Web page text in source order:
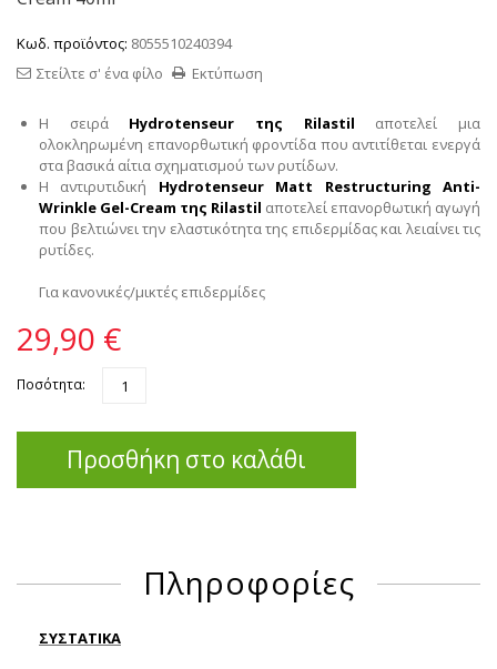
Κωδ. προϊόντος: 8055510240394
Εκτύπωση
Στείλτε σ' ένα φίλο
Η σειρά Hydrotenseur της Rilastil αποτελεί μια
ολοκληρωμένη επανορθωτική φροντίδα που αντιτίθεται ενεργά
στα βασικά αίτια σχηματισμού των ρυτίδων.
Η αντιρυτιδική Hydrotenseur Matt Restructuring Anti-
Wrinkle Gel-Cream της Rilastil αποτελεί επανορθωτική αγωγή
που βελτιώνει την ελαστικότητα της επιδερμίδας και λειαίνει τις
ρυτίδες.
Για κανονικές/μικτές επιδερμίδες
29,90 €
Ποσότητα:
Προσθήκη στο καλάθι
Πληροφορίες
ΣΥΣΤΑΤΙΚΑ